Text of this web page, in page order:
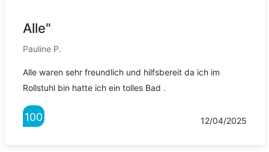
Alle"
Pauline P.
Alle waren sehr freundlich und hilfsbereit da ich im
Rollstuhl bin hatte ich ein tolles Bad .
100 12/04/2025